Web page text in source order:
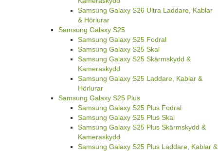
Samsung Galaxy S26 Ultra Laddare, Kablar
& Hörlurar
Samsung Galaxy S25
Samsung Galaxy S25 Fodral
Samsung Galaxy S25 Skal
Samsung Galaxy S25 Skärmskydd &
Kameraskydd
Samsung Galaxy S25 Laddare, Kablar &
Hörlurar
Samsung Galaxy S25 Plus
Samsung Galaxy S25 Plus Fodral
Samsung Galaxy S25 Plus Skal
Samsung Galaxy S25 Plus Skärmskydd &
Kameraskydd
Samsung Galaxy S25 Plus Laddare, Kablar &